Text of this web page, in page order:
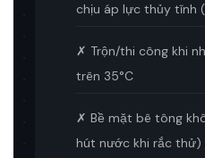
chịu áp lực thủy tĩnh
✗ Trộn/thi công khi
trên 35°C
✗ Bề mặt bê tông
hút nước khi rắc